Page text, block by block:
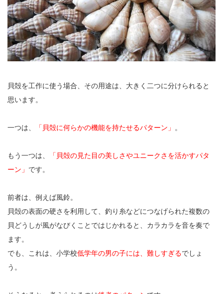
貝殻を工作に使う場合、その用途は、大きく二つに分けられると
思います。
一つは、 「貝殻に何らかの機能を持たせるパターン」 。
もう一つは、
「貝殻の見た目の美しさやユニークさを活かすパタ
ーン」 です。
前者は、例えば風鈴。
貝殻の表面の硬さを利用して、釣り糸などにつなげられた複数の
貝どうしが風がなびくことではじかれると、カラカラを音を奏で
ます。
でも、これは、小学校低学年の男の子には、難しすぎるでしょ
う。